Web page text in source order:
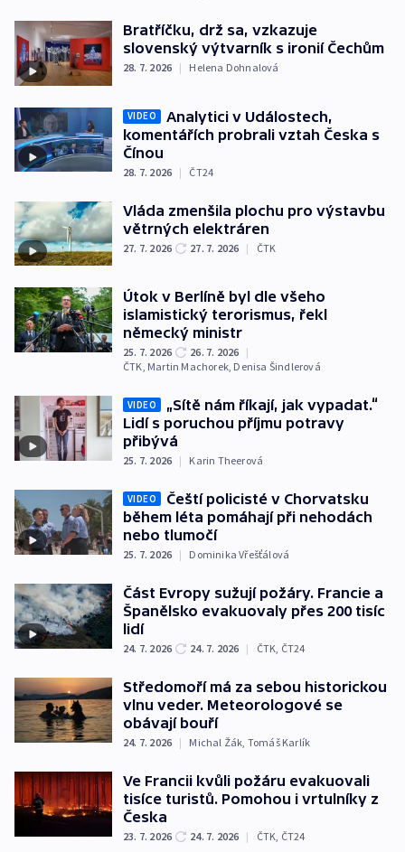
Bratříčku, drž sa, vzkazuje
slovenský výtvarník s ironií Čechům
28. 7. 2026 | Helena Dohnalová
VIDEO
Analytici v Událostech,
komentářích probrali vztah Česka s
Čínou
28. 7. 2026 | ČT24
Vláda zmenšila plochu pro výstavbu
větrných elektráren
27. 7. 2026 27. 7. 2026 | ČTK
Útok v Berlíně byl dle všeho
islamistický terorismus, řekl
německý ministr
25. 7. 2026 26. 7. 2026 |
ČTK, Martin Machorek, Denisa Šindlerová
VIDEO
„Sítě nám říkají, jak vypadat.“
Lidí s poruchou příjmu potravy
přibývá
25. 7. 2026 | Karin Theerová
VIDEO
Čeští policisté v Chorvatsku
během léta pomáhají při nehodách
nebo tlumočí
25. 7. 2026 | Dominika Vřešťálová
Část Evropy sužují požáry. Francie a
Španělsko evakuovaly přes 200 tisíc
lidí
24. 7. 2026 24. 7. 2026 | ČTK, ČT24
Středomoří má za sebou historickou
vlnu veder. Meteorologové se
obávají bouří
24. 7. 2026 | Michal Žák, Tomáš Karlík
Ve Francii kvůli požáru evakuovali
tisíce turistů. Pomohou i vrtulníky z
Česka
23. 7. 2026 24. 7. 2026 | ČTK, ČT24